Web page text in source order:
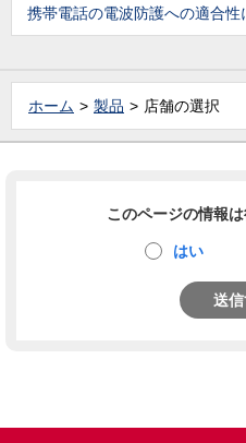
携帯電話の電波防護への適合性
ホーム 製品 店舗の選択
このページの情報
はい
送